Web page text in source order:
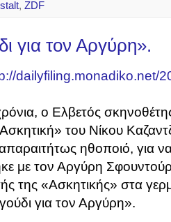
, ZDF
για τον Αργύρη».
dailyfiling.monadiko.net/
ο Ελβετός
του Νίκου
ηθοποιό, για
με τον Αργύρη
της «Ασκητικής» στα
για τον Αργύρη».